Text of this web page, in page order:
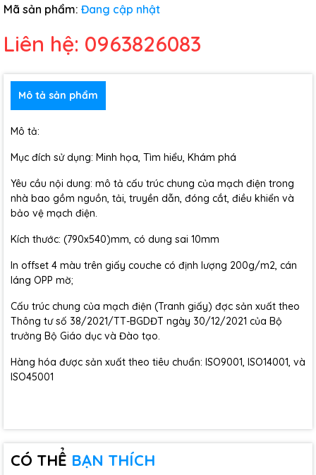
Mã sản phẩm: Đang cập nhật
Liên hệ: 0963826083
Mô tả sản phẩm
Mô tả:
Mục đích sử dụng: Minh họa, Tìm hiểu, Khám phá
Yêu cầu nội dung: mô tả cấu trúc chung của mạch điện trong
nhà bao gồm nguồn, tải, truyền dẫn, đóng cắt, điều khiển và
bảo vệ mạch điện.
Kích thước: (790x540)mm, có dung sai 10mm
In offset 4 màu trên giấy couche có định lượng 200g/m2, cán
láng OPP mờ;
Cấu trúc chung của mạch điện (Tranh giấy) đợc sản xuất theo
Thông tư số 38/2021/TT-BGDĐT ngày 30/12/2021 của Bộ
trưởng Bộ Giáo dục và Đào tạo.
Hàng hóa được sản xuất theo tiêu chuẩn: ISO9001, ISO14001, và
ISO45001
CÓ THỂ BẠN THÍCH